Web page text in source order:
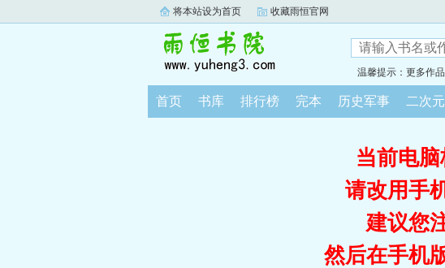
将本站设为首页 收藏雨恒官网
温馨提示：更多作
首页 书库 排行榜 完本 历史军事 二次元
当前电
请改用手
建议您
然后在手机